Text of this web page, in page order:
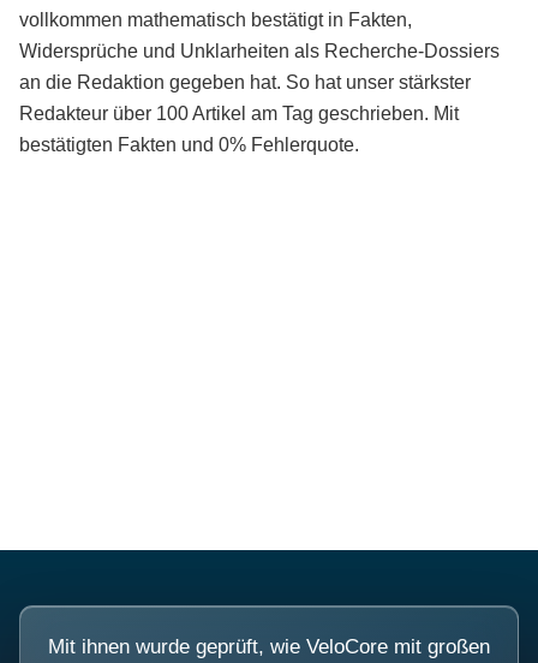
vollkommen mathematisch bestätigt in Fakten,
Widersprüche und Unklarheiten als Recherche-Dossiers
an die Redaktion gegeben hat. So hat unser stärkster
Redakteur über 100 Artikel am Tag geschrieben. Mit
bestätigten Fakten und 0% Fehlerquote.
Mit ihnen wurde geprüft, wie VeloCore mit großen